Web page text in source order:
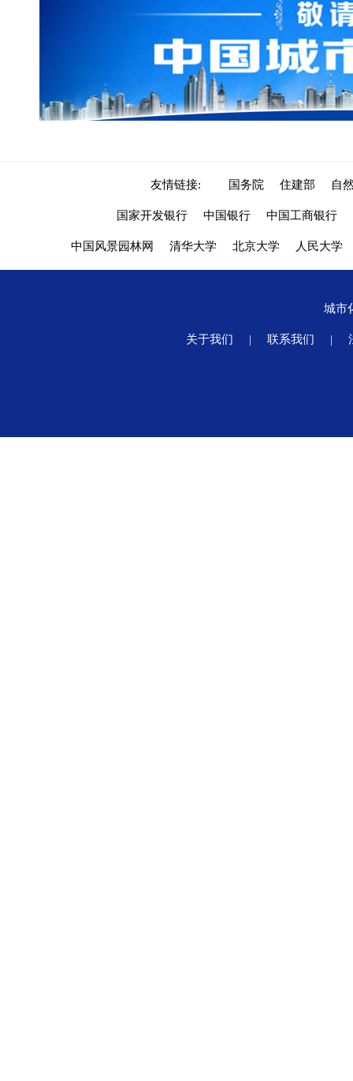
友情链接: 国务院 住建部 自
国家开发银行 中国银行 中国工商银行
中国风景园林网 清华大学 北京大学 人民大学
城市
关于我们 | 联系我们 |